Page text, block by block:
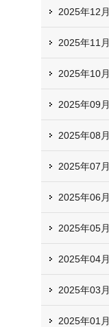
2025年12月
2025年11月
2025年10月
2025年09月
2025年08月
2025年07月
2025年06月
2025年05月
2025年04月
2025年03月
2025年01月